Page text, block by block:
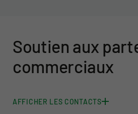
Soutien aux
commerciaux
AFFICHER LES CONTACTS